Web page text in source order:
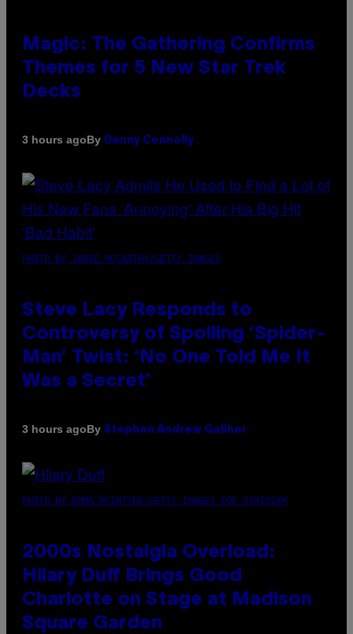
Magic: The Gathering Confirms
Themes for 5 New Star Trek
Decks
3 hours agoBy Denny Connolly
PHOTO BY JAMIE MCCARTHY/GETTY IMAGES
Steve Lacy Responds to
Controversy of Spoiling ‘Spider-
Man’ Twist: ‘No One Told Me It
Was a Secret’
3 hours agoBy Stephen Andrew Galiher
PHOTO BY EMMA MCINTYRE/GETTY IMAGES FOR SIRIUSXM
2000s Nostalgia Overload:
Hilary Duff Brings Good
Charlotte on Stage at Madison
Square Garden